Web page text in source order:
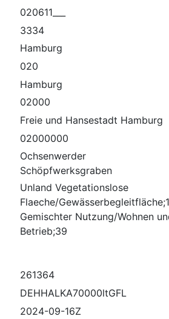
020611___
3334
Hamburg
020
Hamburg
02000
Freie und Hansestadt Hamburg
02000000
Ochsenwerder
Schöpfwerksgraben
Unland Vegetationslose
Flaeche/
Gemischter Nutzung/Wohnen
Betrieb;39
261364
DEHHALKA70000ltGFL
2024-09-16Z